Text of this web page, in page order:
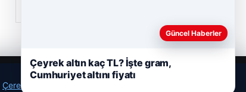
Çerez Politikamız
Güncel Haberler
Çeyrek altın kaç TL? İşte gram,
Cumhuriyet altını fiyatı